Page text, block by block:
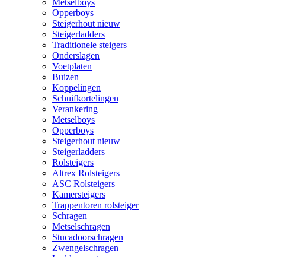
Metselboys
Opperboys
Steigerhout nieuw
Steigerladders
Traditionele steigers
Onderslagen
Voetplaten
Buizen
Koppelingen
Schuifkortelingen
Verankering
Metselboys
Opperboys
Steigerhout nieuw
Steigerladders
Rolsteigers
Altrex Rolsteigers
ASC Rolsteigers
Kamersteigers
Trappentoren rolsteiger
Schragen
Metselschragen
Stucadoorschragen
Zwengelschragen